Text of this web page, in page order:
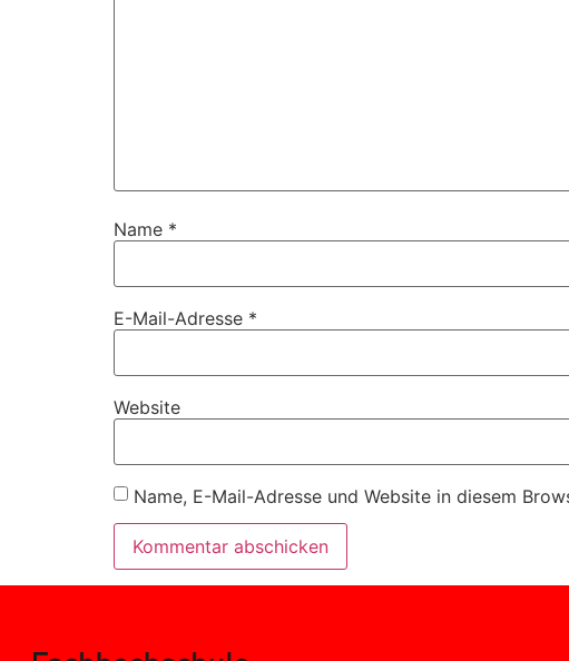
Name *
E-Mail-Adresse *
Website
Name, E-Mail-Adresse und Website in diesem